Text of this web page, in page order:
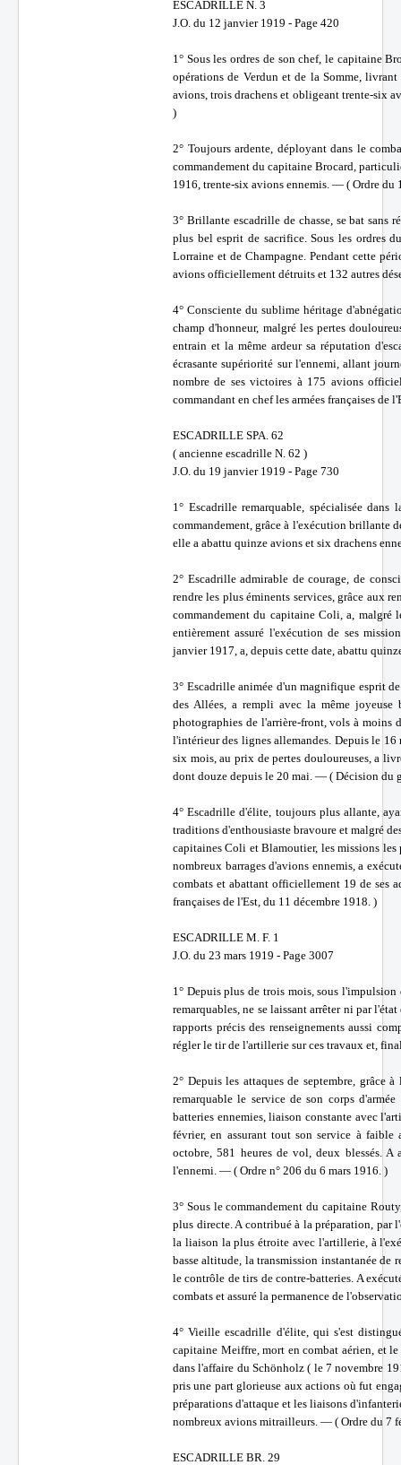
ESCADRILLE N. 3
J.O. du 12 janvier 1919 - Page 420
1° Sous les ordres de son chef, le capitaine
opérations de Verdun et de la Somme,
avions, trois drachens et obligeant trente-six
)
2° Toujours ardente, déployant dans le
commandement du capitaine Brocard,
1916, trente-six avions ennemis. — ( Ordre du
3° Brillante escadrille de chasse, se bat
plus bel esprit de sacrifice. Sous les ordres
Lorraine et de Champagne. Pendant cette
avions officiellement détruits et 132 autres
4° Consciente du sublime héritage
champ d'honneur, malgré les pertes
entrain et la même ardeur sa réputation
écrasante supériorité sur l'ennemi, allant
nombre de ses victoires à 175 avions
commandant en chef les armées françaises de
ESCADRILLE SPA. 62
( ancienne escadrille N. 62 )
J.O. du 19 janvier 1919 - Page 730
1° Escadrille remarquable, spécialisée
commandement, grâce à l'exécution brillante
elle a abattu quinze avions et six drachens
2° Escadrille admirable de courage, de
rendre les plus éminents services, grâce aux
commandement du capitaine Coli, a, malgré
entièrement assuré l'exécution de ses
janvier 1917, a, depuis cette date, abattu
3° Escadrille animée d'un magnifique esprit
des Allées, a rempli avec la même
photographies de l'arrière-front, vols à moins
l'intérieur des lignes allemandes. Depuis le
six mois, au prix de pertes douloureuses, a
dont douze depuis le 20 mai. — ( Décision du
4° Escadrille d'élite, toujours plus allante,
traditions d'enthousiaste bravoure et malgré
capitaines Coli et Blamoutier, les missions
nombreux barrages d'avions ennemis, a
combats et abattant officiellement 19 de ses
françaises de l'Est, du 11 décembre 1918. )
ESCADRILLE M. F. 1
J.O. du 23 mars 1919 - Page 3007
1° Depuis plus de trois mois, sous
remarquables, ne se laissant arrêter ni par
rapports précis des renseignements aussi
régler le tir de l'artillerie sur ces travaux et,
2° Depuis les attaques de septembre, grâce
remarquable le service de son corps
batteries ennemies, liaison constante avec
février, en assurant tout son service à
octobre, 581 heures de vol, deux blessés.
l'ennemi. — ( Ordre n° 206 du 6 mars 1916. )
3° Sous le commandement du capitaine
plus directe. A contribué à la préparation, par
la liaison la plus étroite avec l'artillerie, à
basse altitude, la transmission instantanée
le contrôle de tirs de contre-batteries. A
combats et assuré la permanence de
4° Vieille escadrille d'élite, qui s'est
capitaine Meiffre, mort en combat aérien, et
dans l'affaire du Schönholz ( le 7 novembre
pris une part glorieuse aux actions où fut
préparations d'attaque et les liaisons
nombreux avions mitrailleurs. — ( Ordre du 7
ESCADRILLE BR. 29